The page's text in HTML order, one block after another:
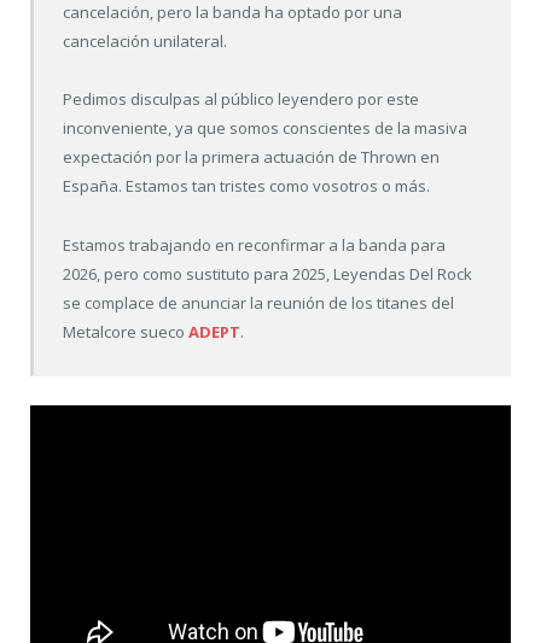
cancelación, pero la banda ha optado por una
cancelación unilateral.
Pedimos disculpas al público leyendero por este
inconveniente, ya que somos conscientes de la masiva
expectación por la primera actuación de Thrown en
España. Estamos tan tristes como vosotros o más.
Estamos trabajando en reconfirmar a la banda para
2026, pero como sustituto para 2025, Leyendas Del Rock
se complace de anunciar la reunión de los titanes del
Metalcore suecoADEPT.